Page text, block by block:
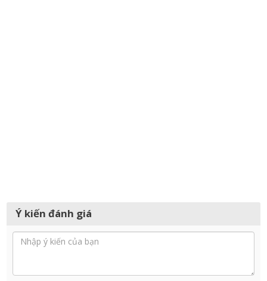
Ý kiến đánh giá